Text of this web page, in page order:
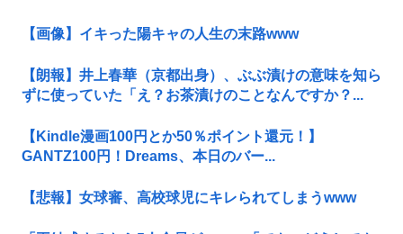
【画像】イキった陽キャの人生の末路www
【朗報】井上春華（京都出身）、ぶぶ漬けの意味を知ら
ずに使っていた「え？お茶漬けのことなんですか？...
【Kindle漫画100円とか50％ポイント還元！】
GANTZ100円！Dreams、本日のバー...
【悲報】女球審、高校球児にキレられてしまうwww